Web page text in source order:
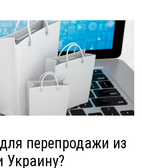
перепродажи из
Украину?